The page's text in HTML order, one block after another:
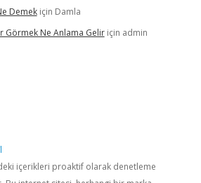
Demekiçin Damla
Görmek Ne Anlama Geliriçin admin
içerikleri proaktif olarak denetleme